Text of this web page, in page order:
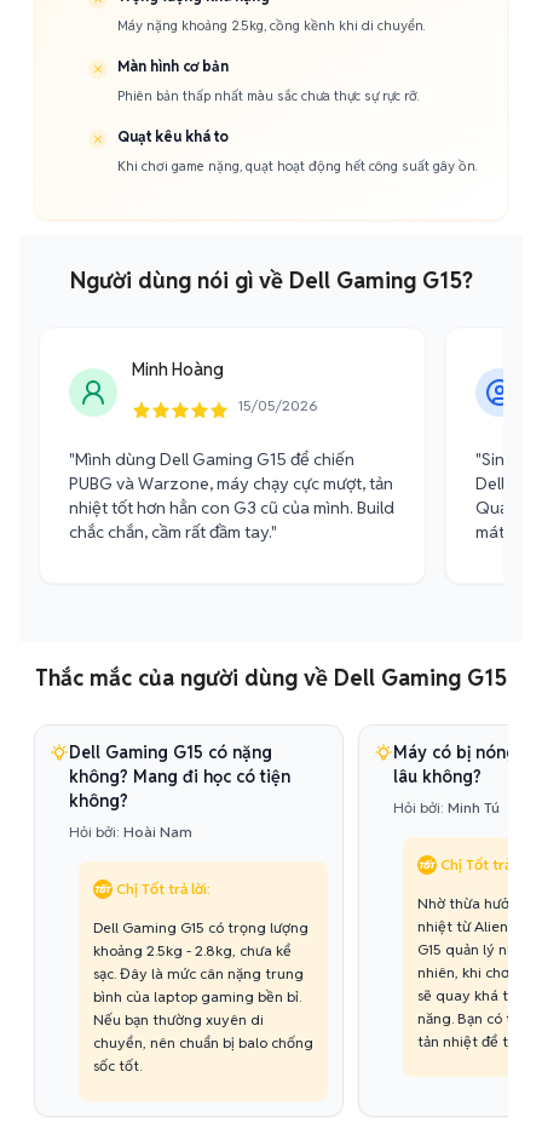
Máy nặng khoảng 2.5kg, cồng kềnh khi di chuyển.
Màn hình cơ bản
Phiên bản thấp nhất màu sắc chưa thực sự rực rỡ.
Quạt kêu khá to
Khi chơi game nặng, quạt hoạt động hết công suất gây ồn.
Người dùng nói gì về Dell Gaming G15?
Minh Hoàng
15/05/2026
"Mình dùng Dell Gaming G15 để chiến
PUBG và Warzone, máy chạy cực mượt, tản
nhiệt tốt hơn hẳn con G3 cũ của mình. Build
chắc chắn, cầm rất đầm tay."
"Sinh
Dell
Quạt
mát,
Thắc mắc của người dùng về Dell Gaming G15
Dell Gaming G15 có nặng
không? Mang đi học có tiện
không?
Hỏi bởi: Hoài Nam
Chị Tốt trả lời:
Dell Gaming G15 có trọng lượng
khoảng 2.5kg - 2.8kg, chưa kể
sạc. Đây là mức cân nặng trung
bình của laptop gaming bền bỉ.
Nếu bạn thường xuyên di
chuyển, nên chuẩn bị balo chống
sốc tốt.
Máy có bị nóng
lâu không?
Hỏi bởi: Minh Tú
Chị Tốt trả lời:
Nhờ thừa hưởng
nhiệt từ
G15 quản lý nhiệt
nhiên, khi chơi
sẽ quay khá to để
năng. Bạn có thể
tản nhiệt để tối ưu